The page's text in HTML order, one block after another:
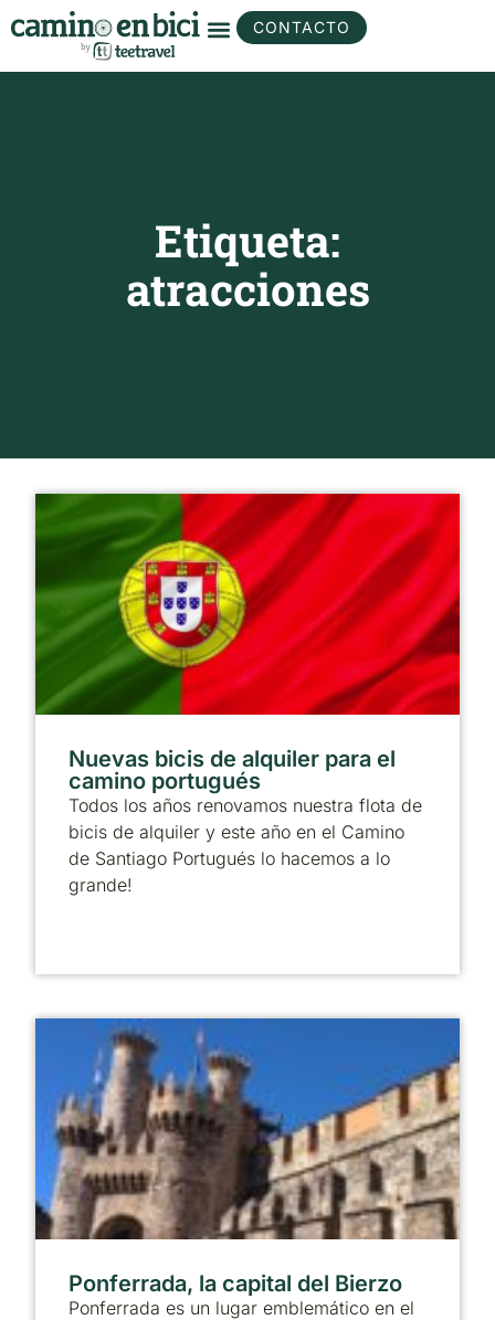
CONTACTO
Etiqueta:
atracciones
Nuevas bicis de alquiler para el
camino portugués
Todos los años renovamos nuestra flota de
bicis de alquiler y este año en el Camino
de Santiago Portugués lo hacemos a lo
grande!
Ponferrada, la capital del Bierzo
Ponferrada es un lugar emblemático en el